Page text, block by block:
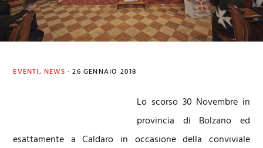
EVENTI, NEWS · 26 GENNAIO 2018
Lo scorso 30 Novembre in
provincia di Bolzano ed
esattamente a Caldaro in occasione della conviviale